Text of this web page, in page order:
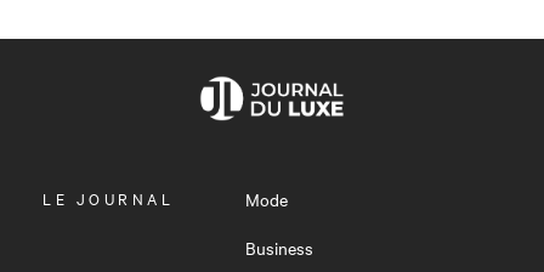
OUVRIR
LE JOURNAL
Mode
Business